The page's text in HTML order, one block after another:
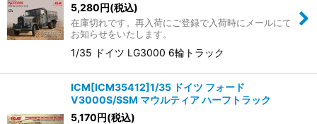
5,280円(税込)
在庫切れです。再入荷にご登録で入荷時にメールにて
お知らせをいたします。
1/35 ドイツ LG3000 6輪トラック
ICM[ICM35412]1/35 ドイツ フォード
V3000S/SSM マウルティア ハーフトラック
5,170円(税込)